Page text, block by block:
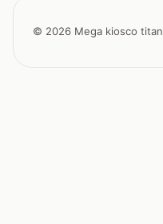
© 2026 Mega kiosco titan